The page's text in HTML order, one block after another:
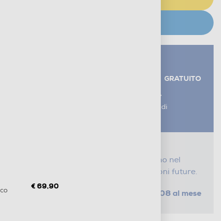
GRATUITO
*I servizi sono esclusi dal costo di
Con i nostri servizi Serena, ti seguiamo nel
tempo e risparmi sui costi di riparazioni future.
da € 2,08 al mese
€ 69,90